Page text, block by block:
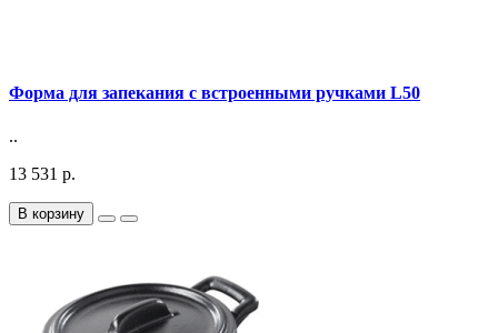
Форма для запекания с встроенными ручками L50
..
13 531 р.
В корзину